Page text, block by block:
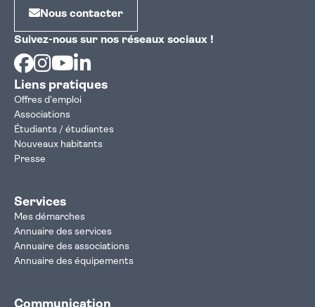
Nous contacter
Suivez-nous sur nos réseaux sociaux !
Facebook
Instagram
Youtube
Liens pratiques
Offres d'emploi
Associations
Étudiants / étudiantes
Nouveaux habitants
Presse
Services
Mes démarches
Annuaire des services
Annuaire des associations
Annuaire des équipements